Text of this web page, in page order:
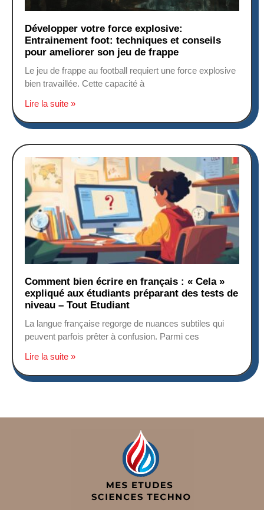
Développer votre force explosive:
Entrainement foot: techniques et conseils
pour ameliorer son jeu de frappe
Le jeu de frappe au football requiert une force explosive
bien travaillée. Cette capacité à
Lire la suite »
Comment bien écrire en français : « Cela »
expliqué aux étudiants préparant des tests de
niveau – Tout Etudiant
La langue française regorge de nuances subtiles qui
peuvent parfois prêter à confusion. Parmi ces
Lire la suite »